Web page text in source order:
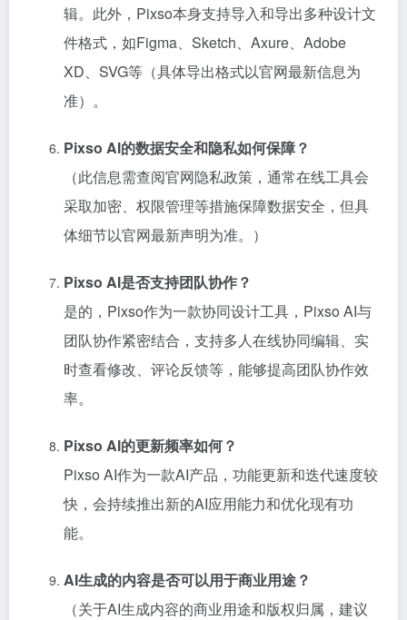
辑。此外，Pixso本身支持导入和导出多种设计文
件格式，如Figma、Sketch、Axure、Adobe
XD、SVG等（具体导出格式以官网最新信息为
准）。
Pixso AI的数据安全和隐私如何保障？
（此信息需查阅官网隐私政策，通常在线工具会
采取加密、权限管理等措施保障数据安全，但具
体细节以官网最新声明为准。）
Pixso AI是否支持团队协作？
是的，Pixso作为一款协同设计工具，Pixso AI与
团队协作紧密结合，支持多人在线协同编辑、实
时查看修改、评论反馈等，能够提高团队协作效
率。
Pixso AI的更新频率如何？
Pixso AI作为一款AI产品，功能更新和迭代速度较
快，会持续推出新的AI应用能力和优化现有功
能。
AI生成的内容是否可以用于商业用途？
（关于AI生成内容的商业用途和版权归属，建议